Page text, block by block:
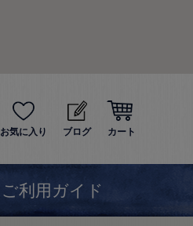
お気に入り ブログ カート
ご利用ガイド